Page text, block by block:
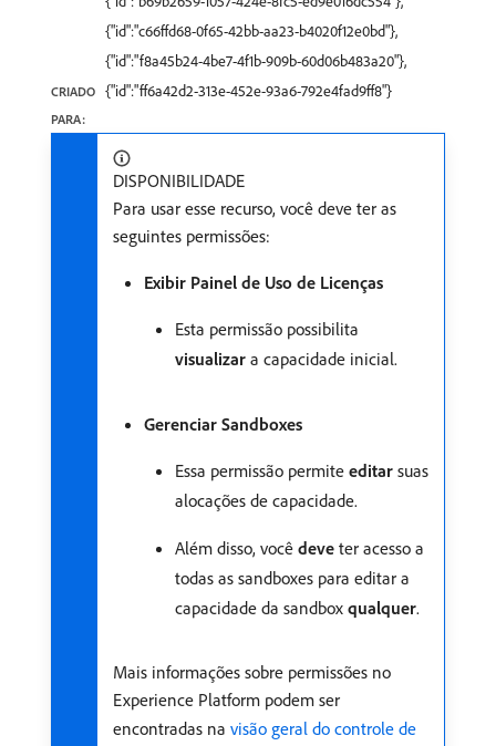
CRIADO
PARA:
{"id":"c66ffd68-0f65-42bb-aa23-b4020f12e0bd"},
{"id":"f8a45b24-4be7-4f1b-909b-60d06b483a20"},
{"id":"ff6a42d2-313e-452e-93a6-792e4fad9ff8"}
DISPONIBILIDADE
Para usar esse recurso, você deve ter as
seguintes permissões:
Exibir Painel de Uso de Licenças
Esta permissão possibilita
visualizar a capacidade inicial.
Gerenciar Sandboxes
Essa permissão permite editar suas
alocações de capacidade.
Além disso, você deve ter acesso a
todas as sandboxes para editar a
capacidade da sandbox qualquer.
Mais informações sobre permissões no
Experience Platform podem ser
encontradas na visão geral do controle de